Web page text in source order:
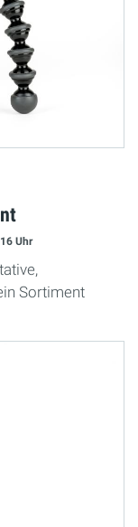
Uhr
Sortiment